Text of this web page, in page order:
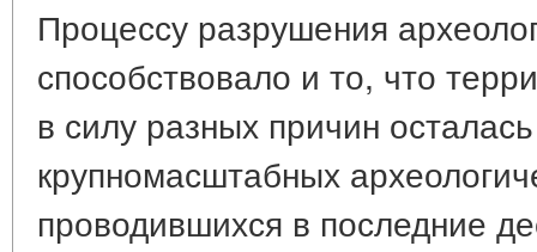
Процессу разрушения
способствовало и то, что
в силу разных причин
крупномасштабных
проводившихся в последние